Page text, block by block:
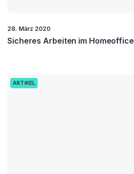
28. März 2020
Sicheres Arbeiten im Homeoffice
ARTIKEL